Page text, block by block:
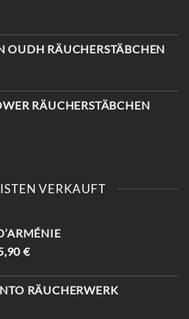
OUDH RÄUCHERSTÄBCHEN
RÄUCHERSTÄBCHEN
VERKAUFT
€
RÄUCHERWERK